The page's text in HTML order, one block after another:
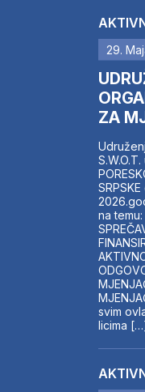
29.
ZA
na temu:
svim
licima